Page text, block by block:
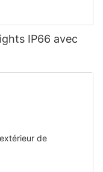
IP66 avec